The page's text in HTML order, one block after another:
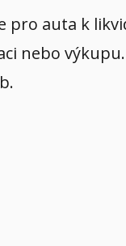
pro auta k
nebo výkupu.